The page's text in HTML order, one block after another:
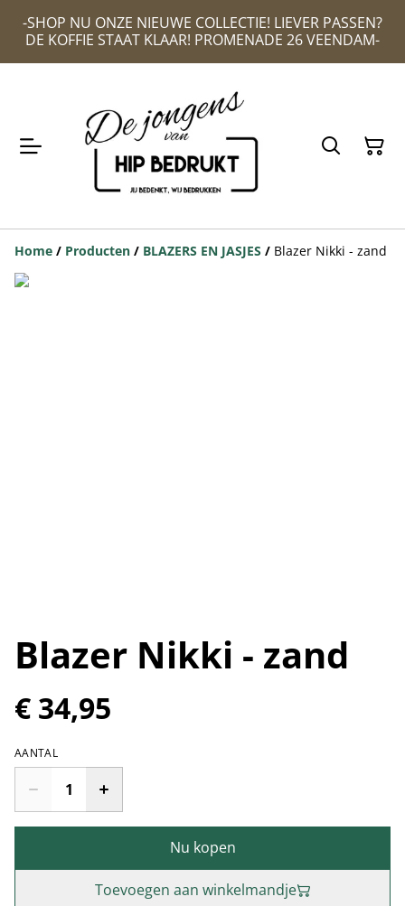
-SHOP NU ONZE NIEUWE COLLECTIE! LIEVER PASSEN?
DE KOFFIE STAAT KLAAR! PROMENADE 26 VEENDAM-
Home / Producten / BLAZERS EN JASJES / Blazer Nikki - zand
Blazer Nikki - zand
€ 34,95
AANTAL
Nu kopen
Toevoegen aan winkelmandje